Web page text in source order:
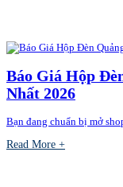
Báo Giá Hộp
Nhất 2026
Bạn đang chuẩn bị mở
Read More +